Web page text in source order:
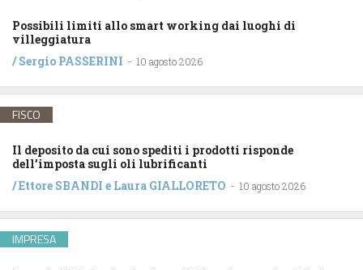
Possibili limiti allo smart working dai luoghi di
villeggiatura
/Sergio PASSERINI - 10 agosto 2026
FISCO
Il deposito da cui sono spediti i prodotti risponde
dell’imposta sugli oli lubrificanti
/Ettore SBANDI e Laura GIALLORETO - 10 agosto 2026
IMPRESA